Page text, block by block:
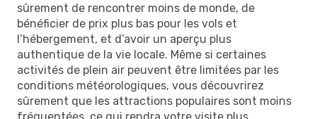
sûrement de rencontrer moins de monde, de
bénéficier de prix plus bas pour les vols et
l’hébergement, et d’avoir un aperçu plus
authentique de la vie locale. Même si certaines
activités de plein air peuvent être limitées par les
conditions météorologiques, vous découvrirez
sûrement que les attractions populaires sont moins